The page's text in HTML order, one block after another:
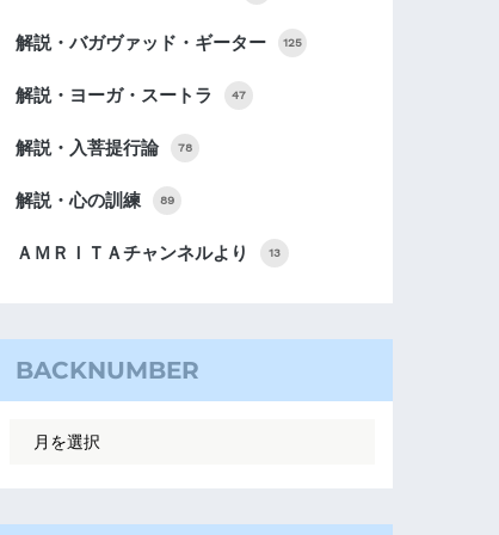
解説・バガヴァッド・ギーター 125
解説・ヨーガ・スートラ 47
解説・入菩提行論 78
解説・心の訓練 89
ＡＭＲＩＴＡチャンネルより 13
BACKNUMBER